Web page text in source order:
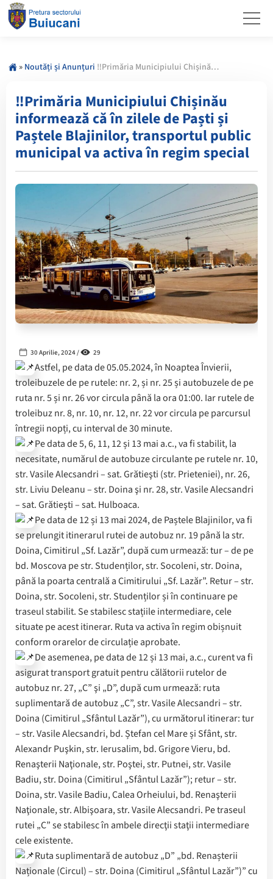
» Noutăți și Anunțuri ‼️Primăria Municipiului Chișinău informează că în zilele de Paști și Paștele Blajinilor, transportul public municipal va activa în regim special
‼️Primăria Municipiului Chișinău
informează că în zilele de Paști și
Paștele Blajinilor, transportul public
municipal va activa în regim special
30 Aprilie, 2024 / 29
Astfel, pe data de 05.05.2024, în Noaptea Învierii,
troleibuzele de pe rutele: nr. 2, și nr. 25 și autobuzele de pe
ruta nr. 5 și nr. 26 vor circula până la ora 01:00. Iar rutele de
troleibuz nr. 8, nr. 10, nr. 12, nr. 22 vor circula pe parcursul
întregii nopți, cu interval de 30 minute.
Pe data de 5, 6, 11, 12 și 13 mai a.c., va fi stabilit, la
necesitate, numărul de autobuze circulante pe rutele nr. 10,
str. Vasile Alecsandri – sat. Grătieşti (str. Prieteniei), nr. 26,
str. Liviu Deleanu – str. Doina şi nr. 28, str. Vasile Alecsandri
– sat. Grătieşti – sat. Hulboaca.
Pe data de 12 și 13 mai 2024, de Paștele Blajinilor, va fi
se prelungit itinerarul rutei de autobuz nr. 19 până la str.
Doina, Cimitirul „Sf. Lazăr”, după cum urmează: tur – de pe
bd. Moscova pe str. Studenților, str. Socoleni, str. Doina,
până la poarta centrală a Cimitirului „Sf. Lazăr”. Retur – str.
Doina, str. Socoleni, str. Studenților și în continuare pe
traseul stabilit. Se stabilesc stațiile intermediare, cele
situate pe acest itinerar. Ruta va activa în regim obișnuit
conform orarelor de circulație aprobate.
De asemenea, pe data de 12 și 13 mai, a.c., curent va fi
asigurat transport gratuit pentru călătorii rutelor de
autobuz nr. 27, „C” şi „D”, după cum urmează: ruta
suplimentară de autobuz „C”, str. Vasile Alecsandri – str.
Doina (Cimitirul „Sfântul Lazăr”), cu următorul itinerar: tur
– str. Vasile Alecsandri, bd. Ștefan cel Mare și Sfânt, str.
Alexandr Puşkin, str. Ierusalim, bd. Grigore Vieru, bd.
Renaşterii Naţionale, str. Poştei, str. Putnei, str. Vasile
Badiu, str. Doina (Cimitirul „Sfântul Lazăr”); retur – str.
Doina, str. Vasile Badiu, Calea Orheiului, bd. Renaşterii
Naţionale, str. Albişoara, str. Vasile Alecsandri. Pe traseul
rutei „C” se stabilesc în ambele direcţii staţii intermediare
cele existente.
Ruta suplimentară de autobuz „D” „bd. Renașterii
Naționale (Circul) – str. Doina (Cimitirul „Sfântul Lazăr”)” cu